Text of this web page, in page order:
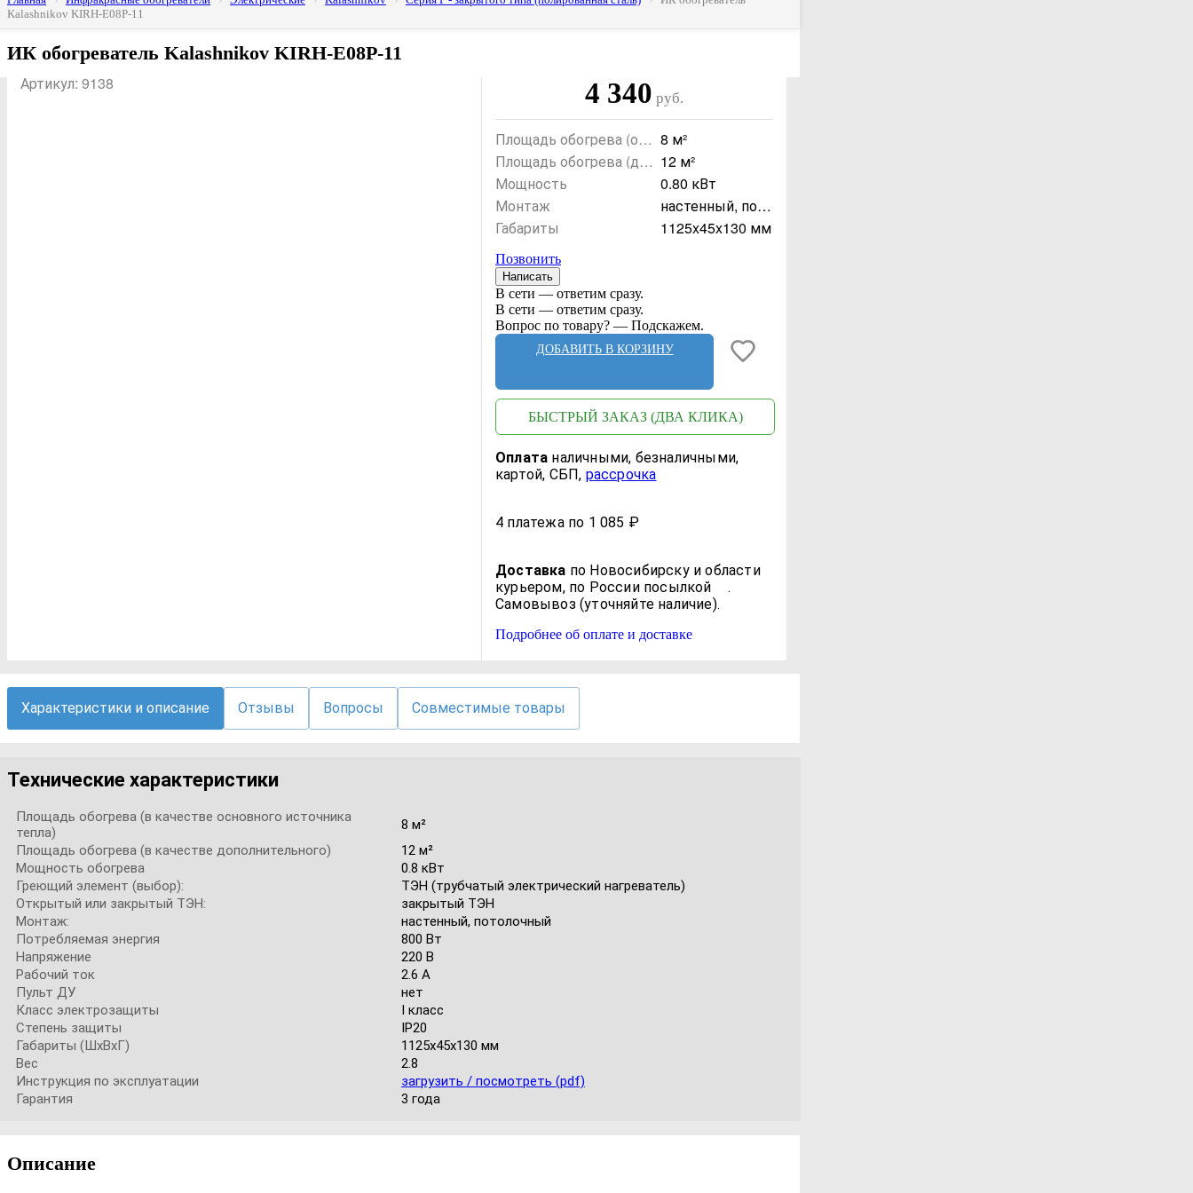
Kalashnikov KIRH-E08P-11
ИК обогреватель Kalashnikov KIRH-E08P-11
Артикул: 9138 4 340 руб.
Площадь обогрева (осн
овной)
8 м²
Площадь обогрева (доп
олнительный)
12 м²
Мощность
0.80 кВт
Монтаж
настенный, пото
лочный
Габариты 1125x45x130 мм
Позвонить
Написать
В сети — ответим сразу.
В сети — ответим сразу.
Вопрос по товару? — Подскажем.
ДОБАВИТЬ В КОРЗИНУ
БЫСТРЫЙ ЗАКАЗ (ДВА КЛИКА)
Оплата наличными, безналичными,
картой, СБП, рассрочка
4 платежа по 1 085 ₽
Доставка по Новосибирску и области
курьером, по России посылкой
.
Самовывоз (уточняйте наличие).
Подробнее об оплате и доставке
Характеристики и описание Отзывы Вопросы Совместимые товары
Технические характеристики
Площадь обогрева (в качестве основного источника
тепла)
8 м²
Площадь обогрева (в качестве дополнительного)
12 м²
Мощность обогрева
0.8 кВт
Греющий элемент (выбор):
ТЭН (трубчатый электрический нагреватель)
Открытый или закрытый ТЭН:
закрытый ТЭН
Монтаж:
настенный, потолочный
Потребляемая энергия
800 Вт
Напряжение
220 В
Рабочий ток
2.6 А
Пульт ДУ
нет
Класс электрозащиты
I класс
Степень защиты
IP20
Габариты (ШxВxГ)
1125x45x130 мм
Вес
2.8
Инструкция по эксплуатации
загрузить / посмотреть (pdf)
Гарантия
3 года
Описание